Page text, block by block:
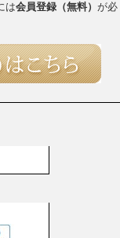
は会員登録（無料） が必